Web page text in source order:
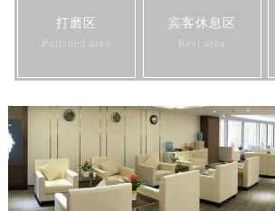
打磨区
Polished area
宾客休息区
Rest area